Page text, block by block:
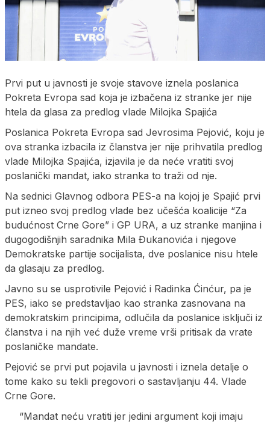
Prvi put u javnosti je svoje stavove iznela poslanica
Pokreta Evropa sad koja je izbačena iz stranke jer nije
htela da glasa za predlog vlade Milojka Spajića
Poslanica Pokreta Evropa sad Jevrosima Pejović, koju je
ova stranka izbacila iz članstva jer nije prihvatila predlog
vlade Milojka Spajića, izjavila je da neće vratiti svoj
poslanički mandat, iako stranka to traži od nje.
Na sednici Glavnog odbora PES-a na kojoj je Spajić prvi
put izneo svoj predlog vlade bez učešća koalicije “Za
budućnost Crne Gore” i GP URA, a uz stranke manjina i
dugogodišnjih saradnika Mila Đukanovića i njegove
Demokratske partije socijalista, dve poslanice nisu htele
da glasaju za predlog.
Javno su se usprotivile Pejović i Radinka Ćinćur, pa je
PES, iako se predstavljao kao stranka zasnovana na
demokratskim principima, odlučila da poslanice isključi iz
članstva i na njih već duže vreme vrši pritisak da vrate
poslaničke mandate.
Pejović se prvi put pojavila u javnosti i iznela detalje o
tome kako su tekli pregovori o sastavljanju 44. Vlade
Crne Gore.
“Mandat neću vratiti jer jedini argument koji imaju